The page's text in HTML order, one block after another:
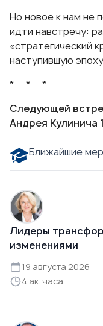
Но новое к нам не
идти навстречу:
«стратегический
наступившую
* * *
Следующей
Андрея Кулинича
Ближайшие
Лидеры
изменениями
19 августа 2026
4 ак. часа